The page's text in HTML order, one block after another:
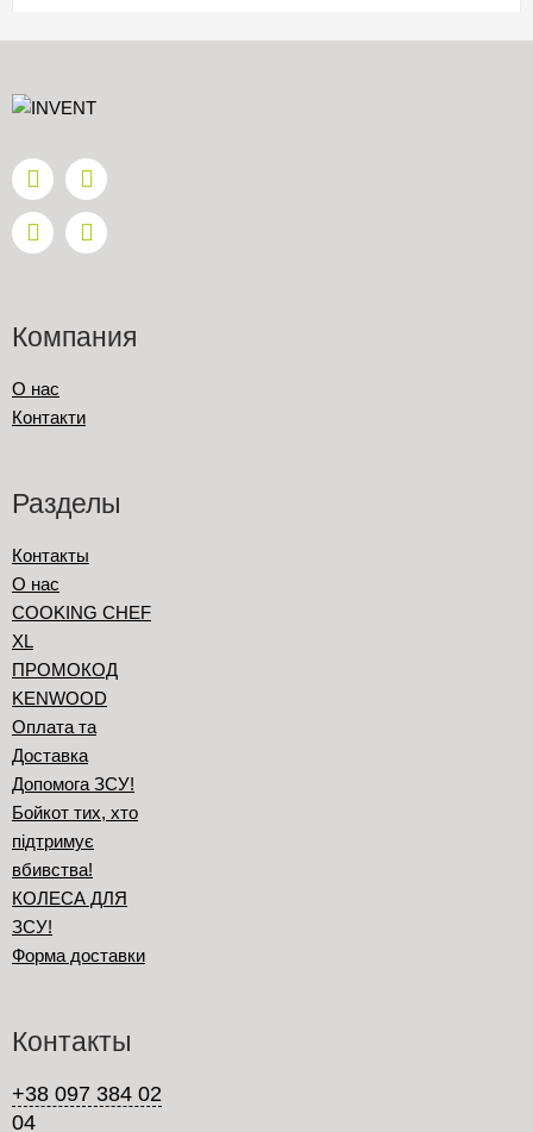
Компания
О нас
Контакти
Разделы
Контакты
О нас
COOKING CHEF
XL
ПРОМОКОД
KENWOOD
Оплата та
Доставка
Допомога ЗСУ!
Бойкот тих, хто
підтримує
вбивства!
КОЛЕСА ДЛЯ
ЗСУ!
Форма доставки
Контакты
+38 097 384 02
04